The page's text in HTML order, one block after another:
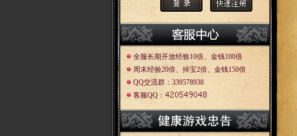
全服长期开放经验10倍、金钱100倍
周末经验20倍、掉宝2倍、金钱150倍
QQ交流群：339578938
客服QQ：